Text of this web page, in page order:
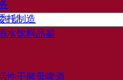
托制造
水饮料品鉴
性干酵母啤酒